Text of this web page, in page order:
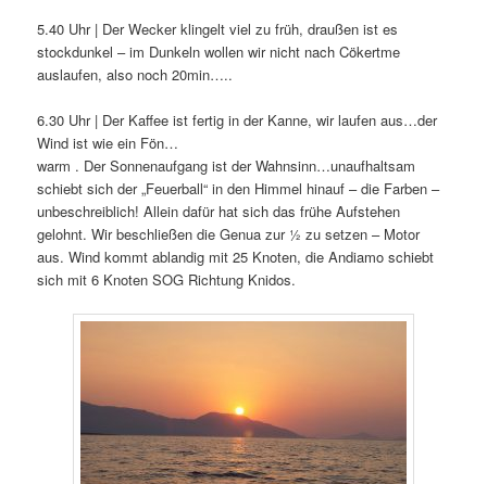
5.40 Uhr | Der Wecker klingelt viel zu früh, draußen ist es
stockdunkel – im Dunkeln wollen wir nicht nach Cökertme
auslaufen, also noch 20min…..
6.30 Uhr | Der Kaffee ist fertig in der Kanne, wir laufen aus…der
Wind ist wie ein Fön…
warm . Der Sonnenaufgang ist der Wahnsinn…unaufhaltsam
schiebt sich der „Feuerball“ in den Himmel hinauf – die Farben –
unbeschreiblich! Allein dafür hat sich das frühe Aufstehen
gelohnt. Wir beschließen die Genua zur ½ zu setzen – Motor
aus. Wind kommt ablandig mit 25 Knoten, die Andiamo schiebt
sich mit 6 Knoten SOG Richtung Knidos.